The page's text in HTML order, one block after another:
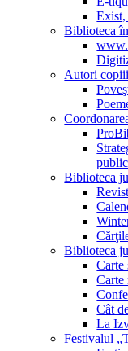
Exist,
Biblioteca
Autori
Biblioteca
Biblioteca
Carte
Carte
Cât
La
Festivalul